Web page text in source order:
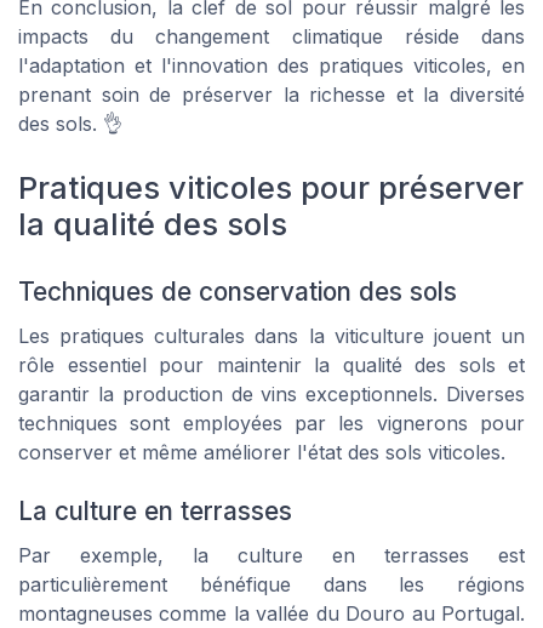
En conclusion, la clef de sol pour réussir malgré les
impacts du changement climatique réside dans
l'adaptation et l'innovation des pratiques viticoles, en
prenant soin de préserver la richesse et la diversité
des sols. 👌
Pratiques viticoles pour préserver
la qualité des sols
Techniques de conservation des sols
Les pratiques culturales dans la viticulture jouent un
rôle essentiel pour maintenir la qualité des sols et
garantir la production de vins exceptionnels. Diverses
techniques sont employées par les vignerons pour
conserver et même améliorer l'état des sols viticoles.
La culture en terrasses
Par exemple, la culture en terrasses est
particulièrement bénéfique dans les régions
montagneuses comme la vallée du Douro au Portugal.